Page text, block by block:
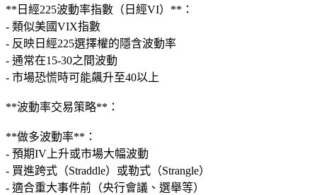
**日經225波動率指數（日經VI）**：
- 類似美國VIX指數
- 反映日經225選擇權的隱含波動率
- 通常在15-30之間波動
- 市場恐慌時可能飆升至40以上
**波動率交易策略**：
**做多波動率**：
- 預期IV上升或市場大幅波動
- 買進跨式（Straddle）或勒式（Strangle）
- 適合重大事件前（央行會議、選舉等）